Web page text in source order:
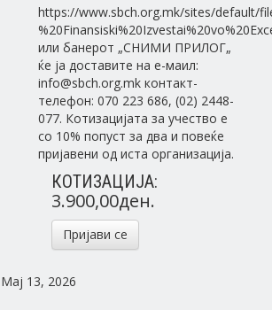
https://www.sbch.org.mk/sites/default/
или банерот „СНИМИ ПРИЛОГ„
ќе ja доставите на е-маил:
info@sbch.org.mk контакт-
телефон: 070 223 686, (02) 2448-
077. Котизацијата за учество е
со 10% попуст за два и повеќе
пријавени од иста организација.
КОТИЗАЦИЈА:
3.900,00ден.
Пријави се
13, 2026